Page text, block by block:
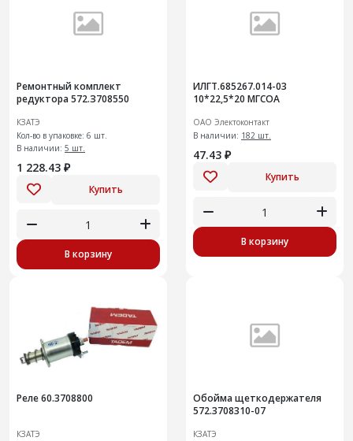
Ремонтный комплект
редуктора 572.З708550
КЗАТЭ
Кол-во в упаковке: 6 шт.
В наличии: 5 шт.
1 228.43 ₽
Купить
В корзину
ИЛГТ.685267.014-03
10*22,5*20 МГСОА
ОАО Электоконтакт
В наличии: 182 шт.
47.43 ₽
Купить
В корзину
Реле 60.3708800
КЗАТЭ
Обойма щеткодержателя
572.3708310-07
КЗАТЭ